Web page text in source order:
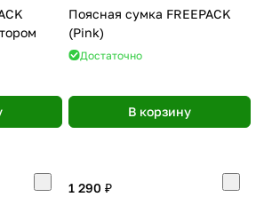
Поясная сумка FREEPACK
(Pink)
Достаточно
В корзину
1 290 ₽